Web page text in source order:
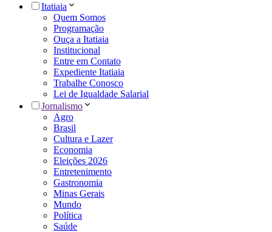
Itatiaia
Quem Somos
Programação
Ouça a Itatiaia
Institucional
Entre em Contato
Expediente Itatiaia
Trabalhe Conosco
Lei de Igualdade Salarial
Jornalismo
Agro
Brasil
Cultura e Lazer
Economia
Eleições 2026
Entretenimento
Gastronomia
Minas Gerais
Mundo
Política
Saúde